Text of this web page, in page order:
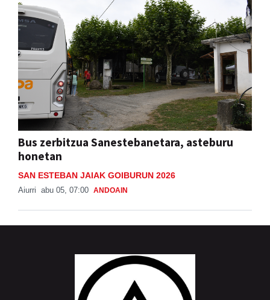
Bus zerbitzua Sanestebanetara, asteburu
honetan
SAN ESTEBAN JAIAK GOIBURUN 2026
Aiurri abu 05, 07:00 ANDOAIN